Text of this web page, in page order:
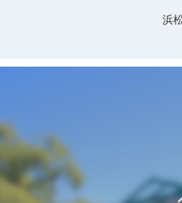
浜